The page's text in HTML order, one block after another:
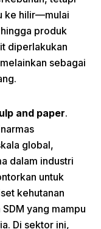
ke hilir—mulai
produk
diperlakukan
sebagai
and paper.
global,
dalam industri
untuk
kehutanan
yang mampu
Di sektor ini,